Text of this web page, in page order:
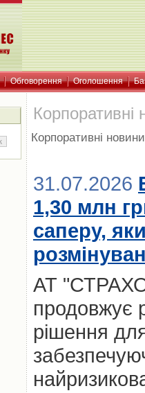
Обговорення Оголошення
Корпоративні
Корпоративні новини
31.07.2026
1,30 млн
саперу,
АТ
продовжує
рішення